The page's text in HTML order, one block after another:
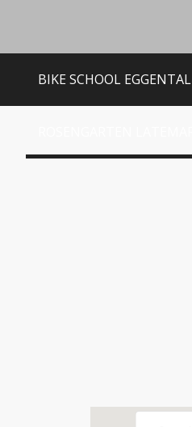
BIKE SCHOOL EGGENTAL